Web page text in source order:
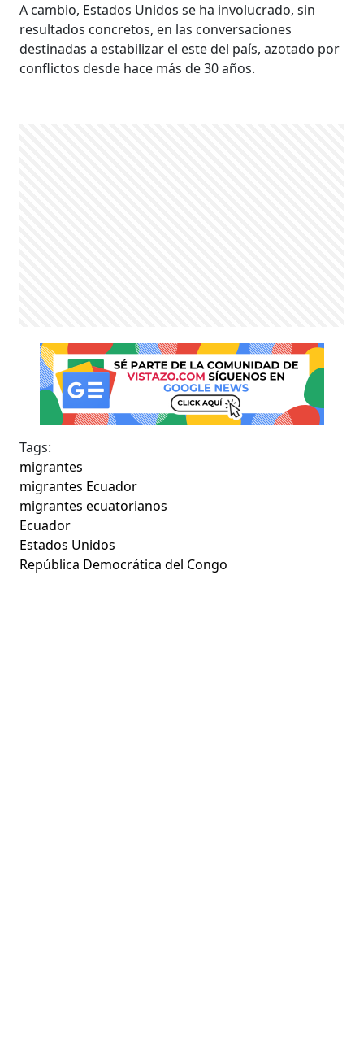
A cambio, Estados Unidos se ha involucrado, sin
resultados concretos, en las conversaciones
destinadas a estabilizar el este del país, azotado por
conflictos desde hace más de 30 años.
Tags:
migrantes
migrantes Ecuador
migrantes ecuatorianos
Ecuador
Estados Unidos
República Democrática del Congo